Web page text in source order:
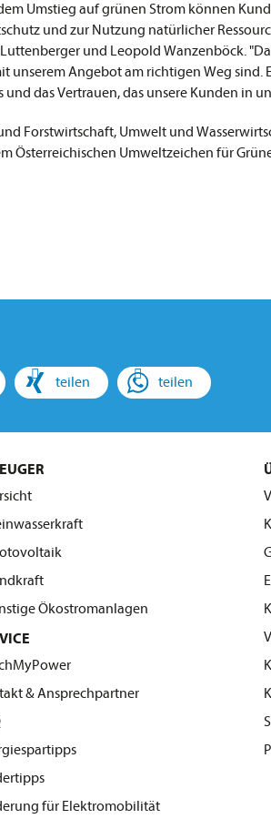
Umstieg auf grünen Strom können
und zur Nutzung natürlicher
und Leopold Wanzenböck.
unserem Angebot am richtigen Weg sind.
das Vertrauen, das unsere Kunden in
Forstwirtschaft, Umwelt und
Österreichischen Umweltzeichen für
teilen teilen
Ökostromanlagen
& Ansprechpartner
für Elektromobilität